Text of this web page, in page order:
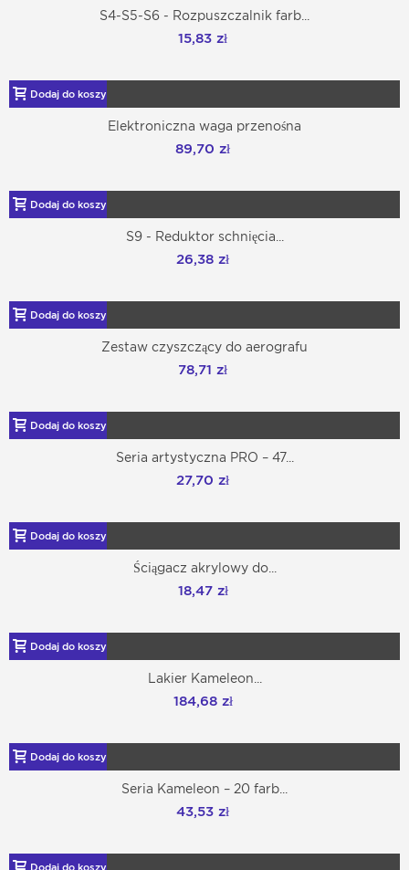
S4-S5-S6 - Rozpuszczalnik farb...
15,83 zł
Dodaj do koszyka
Elektroniczna waga przenośna
89,70 zł
Dodaj do koszyka
S9 - Reduktor schnięcia...
26,38 zł
Dodaj do koszyka
Zestaw czyszczący do aerografu
78,71 zł
Dodaj do koszyka
Seria artystyczna PRO – 47...
27,70 zł
Dodaj do koszyka
Ściągacz akrylowy do...
18,47 zł
Dodaj do koszyka
Lakier Kameleon...
184,68 zł
Dodaj do koszyka
Seria Kameleon – 20 farb...
43,53 zł
Dodaj do koszyka